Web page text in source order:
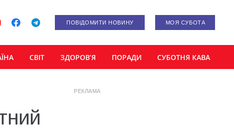
ПОВІДОМИТИ НОВИНУ МОЯ СУБОТА
СВІТ ЗДОРОВ’Я ПОРАДИ СУБОТНЯ КАВА
РЕКЛАМА